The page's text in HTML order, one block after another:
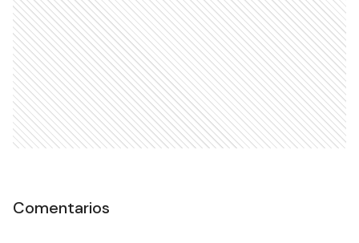
Comentarios